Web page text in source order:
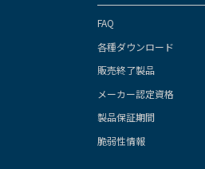
FAQ
各種ダウンロード
販売終了製品
メーカー認定資格
製品保証期間
脆弱性情報